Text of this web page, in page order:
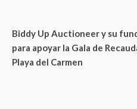
Biddy Up Auctioneer y su
para apoyar la Gala de
Playa del Carmen